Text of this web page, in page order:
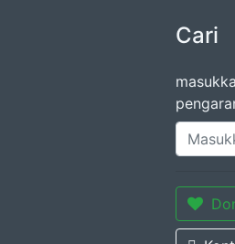
Cari